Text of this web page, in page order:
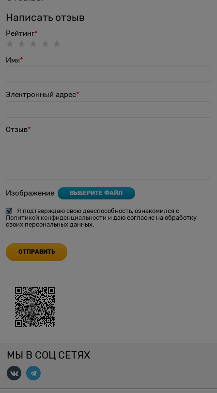
Написать отзыв
Рейтинг
Имя
Электронный адрес
Отзыв
Изображение ВЫБЕРИТЕ ФАЙЛ
Я подтверждаю свою дееспособность, ознакомился с
Политикой конфиденциальности и даю согласие на обработку
своих персональных данных.
МЫ В СОЦ СЕТЯХ